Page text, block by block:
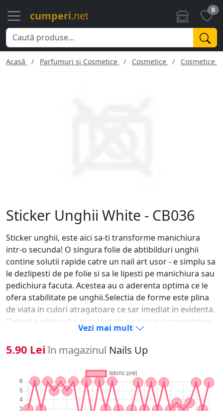
cumperi.net 0
Acasă Parfumuri si Cosmetice Cosmetice Cosmetice
Sticker Unghii White - CB036
Sticker unghii, este aici sa-ti transforme manichiura
intr-o secunda! O singura folie de abtibilduri unghii
contine solutii rapide catre un nail art usor - e simplu sa
le dezlipesti de pe folie si sa le lipesti pe manichiura sau
pedichiura facuta. Acestea au o aderenta optima ce le
ofera stabilitate pe unghii.Selectia de forme este plina
de viata in culori atragatoare ce sar imediat in evidenta.
Datorita adezivului rezistent de pe spate, ornamentele
se fixeaza usor pe oja clasica, oja semipermanenta, pe
unghia naturala sau tehnica pentru saptamani in sir.-
Alege modelul dorit si dezlipeste-l cu unghia. - Aplica un
strat de oja si las-o sa se usuce.- Aseaza modelul pe
unghie si preseaza-l usor de cateva ori.- Pentru
rezultate de lunga durata, sigileaza ornamentele unghii
sub un strat de top coat.
Vezi mai mult
5.90 Lei în magazinul Nails Up